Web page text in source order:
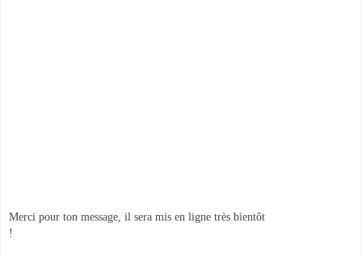
Merci pour ton message, il sera mis en ligne très bientôt
!